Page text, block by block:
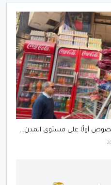
أولًا على مستوى المدن…